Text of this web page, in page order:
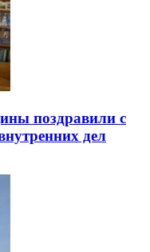
поздравили с
дел